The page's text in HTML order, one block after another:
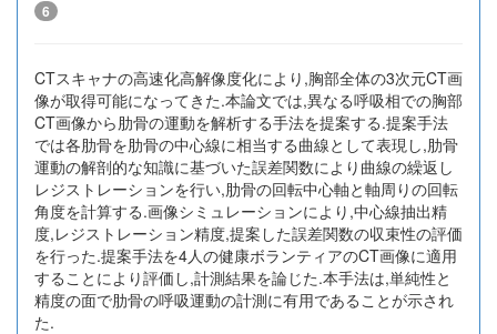
6
CTスキャナの高速化高解像度化により,胸部全体の3次元CT画
像が取得可能になってきた.本論文では,異なる呼吸相での胸部
CT画像から肋骨の運動を解析する手法を提案する.提案手法
では各肋骨を肋骨の中心線に相当する曲線として表現し,肋骨
運動の解剖的な知識に基づいた誤差関数により曲線の繰返し
レジストレーションを行い,肋骨の回転中心軸と軸周りの回転
角度を計算する.画像シミュレーションにより,中心線抽出精
度,レジストレーション精度,提案した誤差関数の収束性の評価
を行った.提案手法を4人の健康ボランティアのCT画像に適用
することにより評価し,計測結果を論じた.本手法は,単純性と
精度の面で肋骨の呼吸運動の計測に有用であることが示され
た.